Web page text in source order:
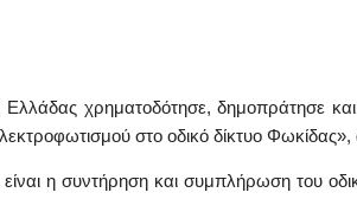
Ελλάδας χρηματοδότησε, δημοπράτησε
στο οδικό δίκτυο Φωκίδας»,
είναι η συντήρηση και συμπλήρωση του